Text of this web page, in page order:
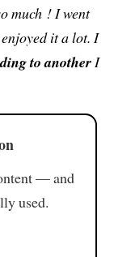
much ! I went
it a lot. I
to anotherI
— and
used.